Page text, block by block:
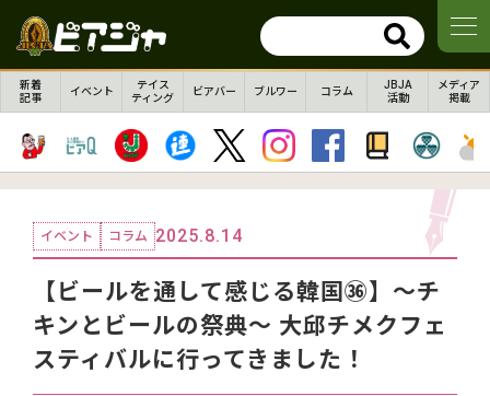
新着
記事
イベント
テイス
ティング
ビアバー ブルワー コラム
JBJA
活動
メディア
掲載
イベント コラム 2025.8.14
【ビールを通して感じる韓国㊱】～チ
キンとビールの祭典～ 大邱チメクフェ
スティバルに行ってきました！